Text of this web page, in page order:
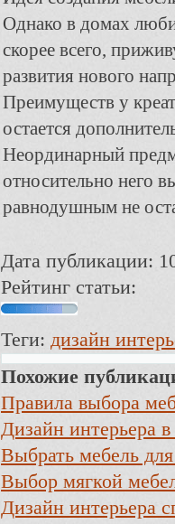
Однако в домах
скорее всего,
развития нового
Преимуществ у
остается
Неординарный
относительно него
равнодушным не
Дата публикации:
Рейтинг статьи:
Теги: дизайн
Похожие
Правила выбора
Дизайн интерьера в
Выбрать мебель
Выбор мягкой
Дизайн интерьера